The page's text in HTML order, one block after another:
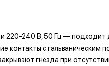
220–240 В, 50 Гц — подходит
контакты с гальваническим
гнёзда при